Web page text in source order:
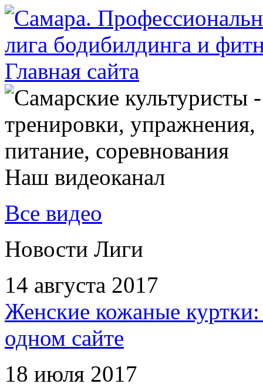
Наш видеоканал
Все видео
Новости Лиги
14 августа 2017
Женские кожаные
одном сайте
18 июля 2017